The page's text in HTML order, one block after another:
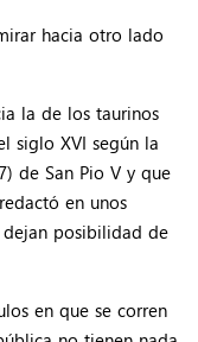
hacia otro lado
la de los taurinos
siglo XVI según la
de San Pio V y que
en unos
posibilidad de
en que se corren